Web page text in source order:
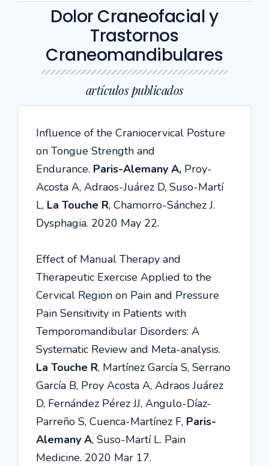
Dolor Craneofacial y
Trastornos
Craneomandibulares
artículos publicados
Influence of the Craniocervical Posture
on Tongue Strength and
Endurance. Paris-Alemany A, Proy-
Acosta A, Adraos-Juárez D, Suso-Martí
L, La Touche R, Chamorro-Sánchez J.
Dysphagia. 2020 May 22.
Effect of Manual Therapy and
Therapeutic Exercise Applied to the
Cervical Region on Pain and Pressure
Pain Sensitivity in Patients with
Temporomandibular Disorders: A
Systematic Review and Meta-analysis.
La Touche R, Martínez García S, Serrano
García B, Proy Acosta A, Adraos Juárez
D, Fernández Pérez JJ, Angulo-Díaz-
Parreño S, Cuenca-Martínez F, Paris-
Alemany A, Suso-Martí L. Pain
Medicine. 2020 Mar 17.